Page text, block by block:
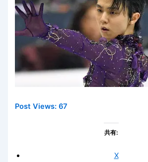
Post Views: 67
共有:
X